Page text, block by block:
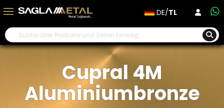
DE/TL
Cupral 4M
Aluminiumbronze